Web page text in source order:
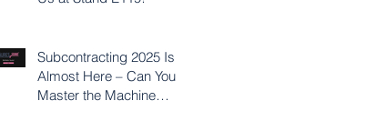
Subcontracting 2025 Is
Almost Here – Can You
Master the Machine